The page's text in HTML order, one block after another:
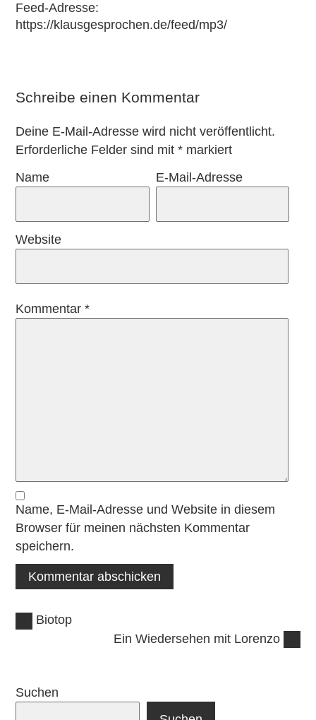
Feed-Adresse:
https://klausgesprochen.de/feed/mp3/
Schreibe einen Kommentar
Deine E-Mail-Adresse wird nicht veröffentlicht.
Erforderliche Felder sind mit* markiert
Name
E-Mail-Adresse
Website
Kommentar*
Name, E-Mail-Adresse und Website in diesem
Browser für meinen nächsten Kommentar
speichern.
Beitragsnavigation
Vorheriger
Biotop
Nächster
Ein Wiedersehen mit Lorenzo
Suchen